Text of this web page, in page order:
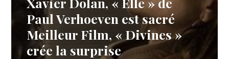
l’article
Paul Verhoeven est sacré
Meilleur Film, « Divines »
crée la surprise